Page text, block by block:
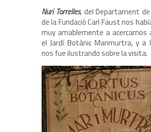
Nuri Torrelles, del Departament de
de la Fundació Carl Faust nos
muy amablemente a acercarnos
el Jardí Botànic Marimurtra, y a
nos fue ilustrando sobre la visita.